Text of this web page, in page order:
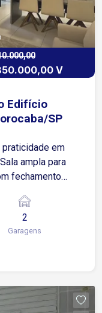
V
Edifício
SP
em
de serviço
todos com
box blindex 2
de
Vergueiro
2
Garagens